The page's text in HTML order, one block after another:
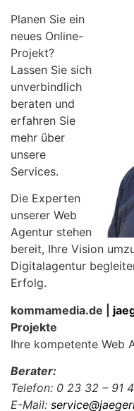
Planen Sie ein
neues Online-
Projekt?
Lassen Sie sich
unverbindlich
beraten und
erfahren Sie
mehr über
unsere
Services.
Die Experten
unserer Web
Agentur stehen
bereit, Ihre Vision
Digitalagentur
Erfolg.
kommamedia.de |
Projekte
Ihre kompetente Web
Berater:
Telefon: 0 23 32 – 91
E-Mail: